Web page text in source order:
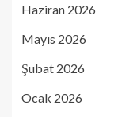
Haziran 2026
Mayıs 2026
Şubat 2026
Ocak 2026